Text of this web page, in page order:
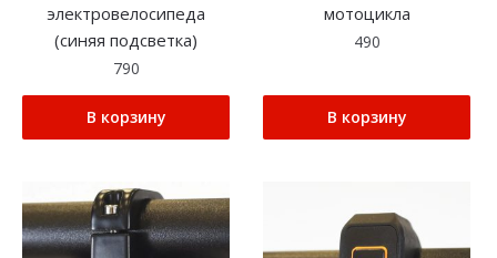
электровелосипеда
(синяя подсветка)
790
В корзину
мотоцикла
490
В корзину